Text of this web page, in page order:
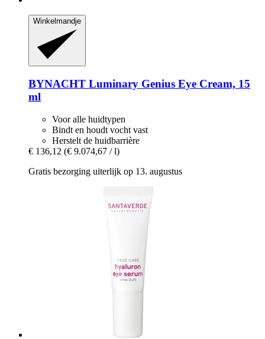
Winkelmandje
BYNACHT Luminary Genius Eye Cream, 15
ml
Voor alle huidtypen
Bindt en houdt vocht vast
Herstelt de huidbarrière
€ 136,12 (€ 9.074,67 / l)
Gratis bezorging uiterlijk op 13. augustus